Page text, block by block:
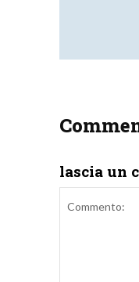
lascia un